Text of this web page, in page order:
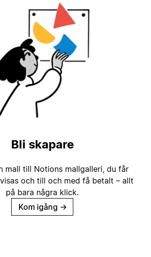
Bli skapare
mall till Notions mallgalleri, du får
och till och med få betalt – allt
på bara några klick.
Kom igång →